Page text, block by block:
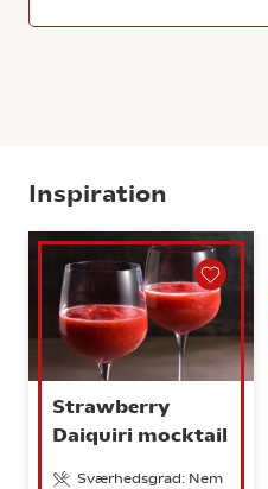
Inspiration
Strawberry
Daiquiri mocktail
Sværhedsgrad: Nem